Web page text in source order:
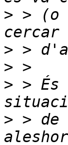
> > (o
>
>
> > És
> > de